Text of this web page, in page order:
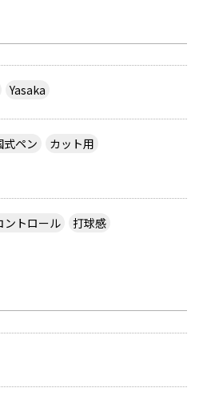
Yasaka
式ペン
カット用
ントロール 打球感